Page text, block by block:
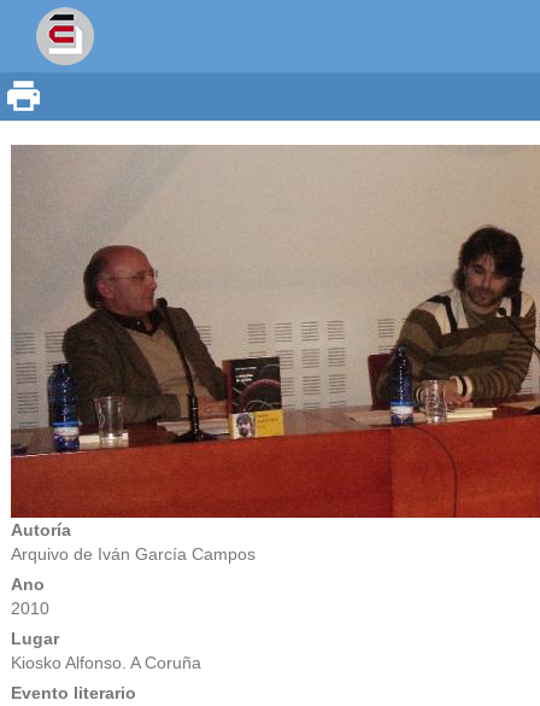
Autoría
Arquivo de Iván García Campos
Ano
2010
Lugar
Kiosko Alfonso. A Coruña
Evento literario